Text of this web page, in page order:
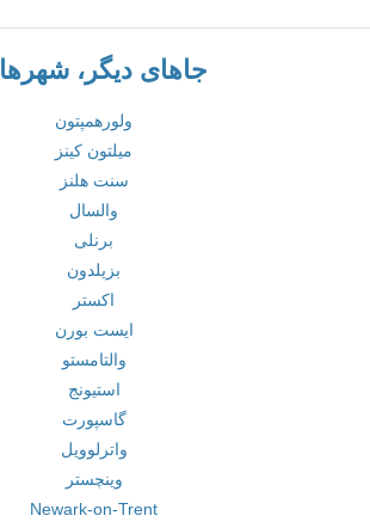
جاهای دیگر، شهرها
ولورهمپتون
میلتون کینز
سنت هلنز
والسال
برنلی
بزیلدون
اکستر
ایست بورن
والتامستو
استیونج
گاسپورت
واترلوویل
وینچستر
Newark-on-Trent